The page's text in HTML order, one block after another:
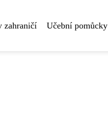
zahraničí Učební pomůcky